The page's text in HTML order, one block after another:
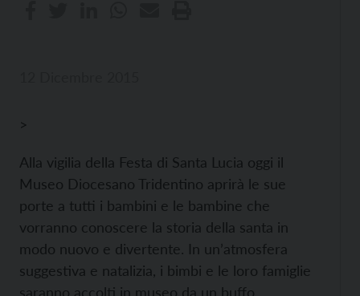
>
Alla vigilia della Festa di Santa Lucia oggi il
Museo Diocesano Tridentino aprirà le sue
porte a tutti i bambini e le bambine che
vorranno conoscere la storia della santa in
modo nuovo e divertente. In un’atmosfera
suggestiva e natalizia, i bimbi e le loro famiglie
saranno accolti in museo da un buffo